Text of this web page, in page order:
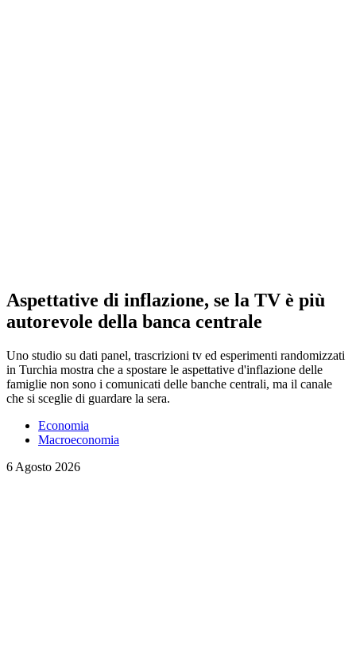
Aspettative di inflazione, se la TV è più
autorevole della banca centrale
Uno studio su dati panel, trascrizioni tv ed esperimenti randomizzati
in Turchia mostra che a spostare le aspettative d'inflazione delle
famiglie non sono i comunicati delle banche centrali, ma il canale
che si sceglie di guardare la sera.
Economia
Macroeconomia
6 Agosto 2026